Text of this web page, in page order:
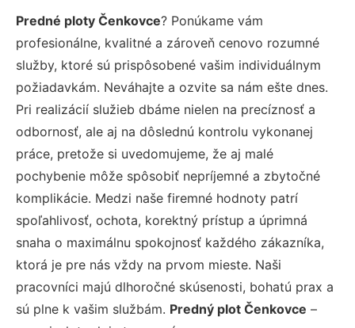
Predné ploty Čenkovce? Ponúkame vám
profesionálne, kvalitné a zároveň cenovo rozumné
služby, ktoré sú prispôsobené vašim individuálnym
požiadavkám. Neváhajte a ozvite sa nám ešte dnes.
Pri realizácií služieb dbáme nielen na precíznosť a
odbornosť, ale aj na dôslednú kontrolu vykonanej
práce, pretože si uvedomujeme, že aj malé
pochybenie môže spôsobiť nepríjemné a zbytočné
komplikácie. Medzi naše firemné hodnoty patrí
spoľahlivosť, ochota, korektný prístup a úprimná
snaha o maximálnu spokojnosť každého zákazníka,
ktorá je pre nás vždy na prvom mieste. Naši
pracovníci majú dlhoročné skúsenosti, bohatú prax a
sú plne k vašim službám. Predný plot Čenkovce –